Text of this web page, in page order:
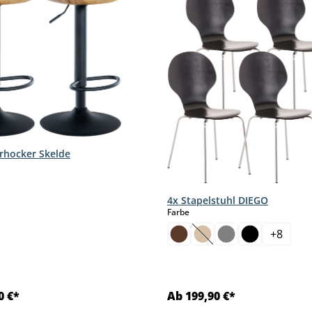
Skelde
€*
4x Stapelstuhl DIEGO
Farbeauswählen
(Diese Option ist
+8
Ab 199,90 €*